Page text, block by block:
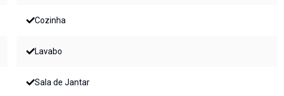
Cozinha
Lavabo
Sala de Jantar